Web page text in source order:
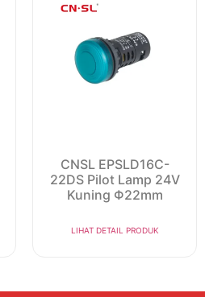
CNSL EPSLD16C-
22DS Pilot Lamp 24V
Kuning Φ22mm
LIHAT DETAIL PRODUK